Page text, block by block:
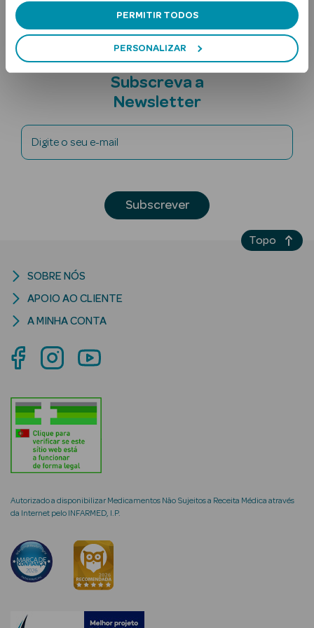
PERMITIR TODOS
PERSONALIZAR
Ver Tudo
Solares
Solares Bebé e
Criança
Ver Tudo
Cosmética
Rosto
Hidratantes
Séruns Faciais
Creme de Olhos
envelhecimento
Subscreva a
Newsletter
Digite o seu e-mail
Subscrever
Autorizado a disponibilizar Medicamentos Não Sujeitos a Receita Médica através
da Internet pelo INFARMED, I.P.
SOBRE NÓS
APOIO AO CLIENTE
A MINHA CONTA
Topo